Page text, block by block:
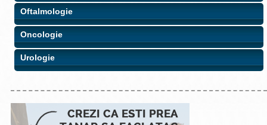
Oftalmologie
Oncologie
Urologie